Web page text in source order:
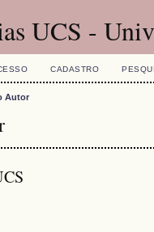
UCS -
CADASTRO
Autor